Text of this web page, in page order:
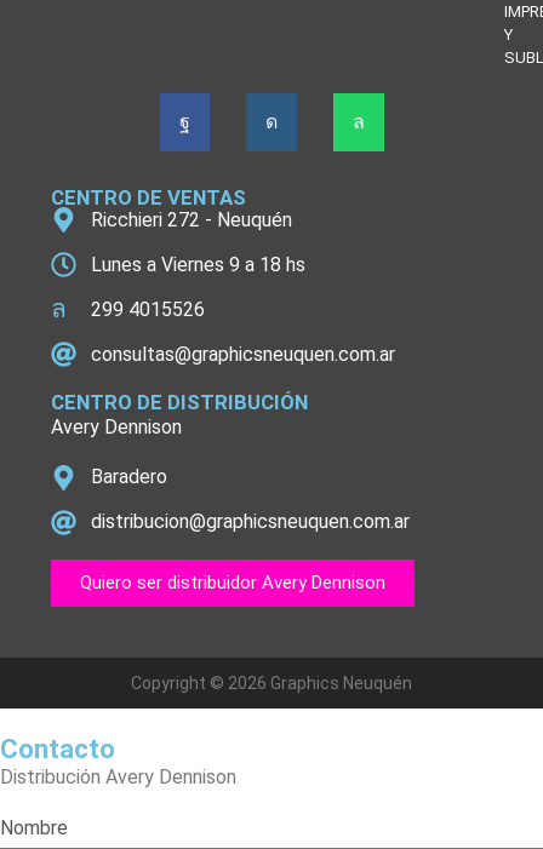
Y
CENTRO DE VENTAS
Ricchieri 272 - Neuquén
Lunes a Viernes 9 a 18 hs
299 4015526
consultas@graphicsneuquen.com.ar
CENTRO DE DISTRIBUCIÓN
Avery Dennison
Baradero
distribucion@graphicsneuquen.com.ar
Quiero ser distribuidor Avery Dennison
Copyright © 2026 Graphics Neuquén
Contacto
Distribución Avery Dennison
Nombre